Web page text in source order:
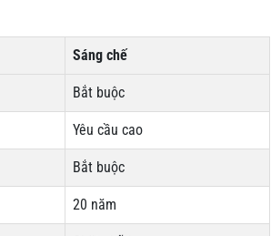
Sáng chế
Bắt buộc
Yêu cầu cao
Bắt buộc
20 năm